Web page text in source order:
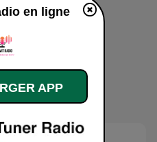
en ligne
APP